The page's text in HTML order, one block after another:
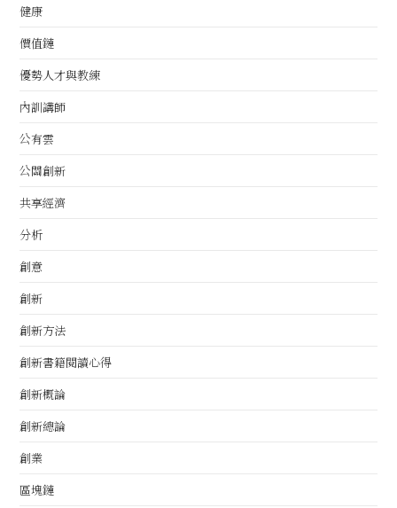
健康
價值鏈
優勢人才與教練
內訓講師
公有雲
公關創新
共享經濟
分析
創意
創新
創新方法
創新書籍閱讀心得
創新概論
創新總論
創業
區塊鏈